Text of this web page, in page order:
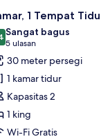
1 Tempat
dari 10
Sangat bagus
5 ulasan
(5
ulasan)
30 meter persegi
1 kamar tidur
Kapasitas 2
1 king
Wi-Fi Gratis